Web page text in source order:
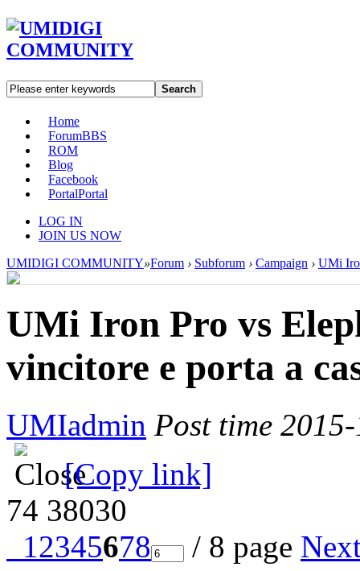
Search
Home
ForumBBS
ROM
Blog
Facebook
PortalPortal
LOG IN
JOIN US NOW
UMIDIGI COMMUNITY»Forum › Subforum › Campaign › UMi
UMi Iron Pro vs
vincitore e porta a
UMIadmin Post time
[Copy link]
74 38030
12345678 / 8 page